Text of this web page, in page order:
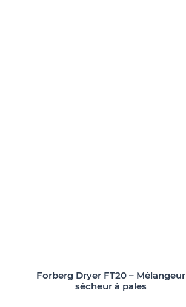
Forberg Dryer FT20 – Mélangeur
sécheur à pales